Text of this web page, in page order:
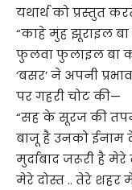
यथार्थ को प्रस्तुत
“काहे मुंह झूराइल
फुलवा फुलाइल बा
‘बसर’ ने अपनी
पर गहरी चोट की—
“सह के सूरज की
बाजू है उनको ईनाम
मुर्दाबाद जरूरी है
मेरे दोस्त .. तेरे